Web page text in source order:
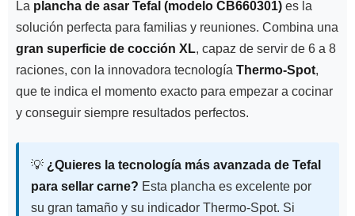
La plancha de asar Tefal (modelo CB660301) es la
solución perfecta para familias y reuniones. Combina una
gran superficie de cocción XL, capaz de servir de 6 a 8
raciones, con la innovadora tecnología Thermo-Spot,
que te indica el momento exacto para empezar a cocinar
y conseguir siempre resultados perfectos.
💡 ¿Quieres la tecnología más avanzada de Tefal
para sellar carne? Esta plancha es excelente por
su gran tamaño y su indicador Thermo-Spot. Si